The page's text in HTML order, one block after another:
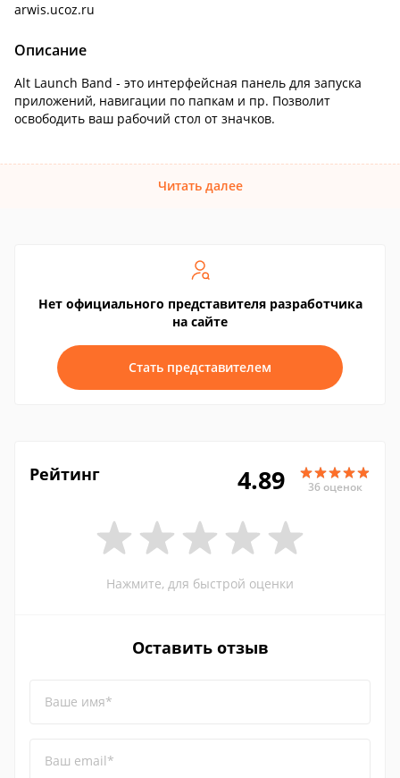
arwis.ucoz.ru
Описание
Alt Launch Band - это интерфейсная панель для запуска
приложений, навигации по папкам и пр. Позволит
освободить ваш рабочий стол от значков.
Читать далее
Нет официального представителя разработчика
на сайте
Стать представителем
Рейтинг 4.89 36 оценок
Нажмите, для быстрой оценки
Оставить отзыв
Ваше имя*
Ваш email*